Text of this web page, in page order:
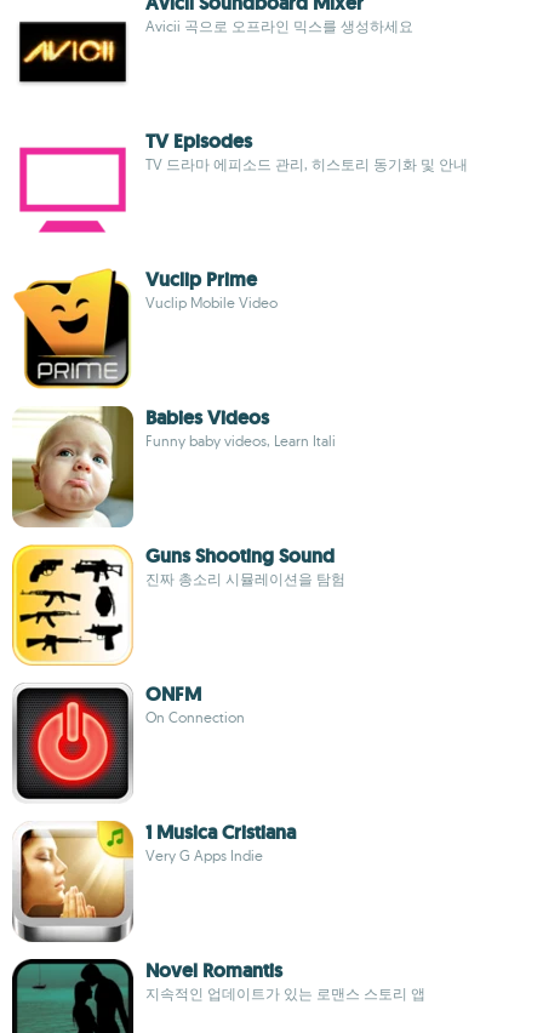
Avicii 곡으로 오프라인 믹스를 생성하세요
TV Episodes
TV 드라마 에피소드 관리, 히스토리 동기화 및 안내
Vuclip Prime
Vuclip Mobile Video
Babies Videos
Funny baby videos, Learn Itali
Guns Shooting Sound
진짜 총소리 시뮬레이션을 탐험
ONFM
On Connection
1 Musica Cristiana
Very G Apps Indie
Novel Romantis
지속적인 업데이트가 있는 로맨스 스토리 앱